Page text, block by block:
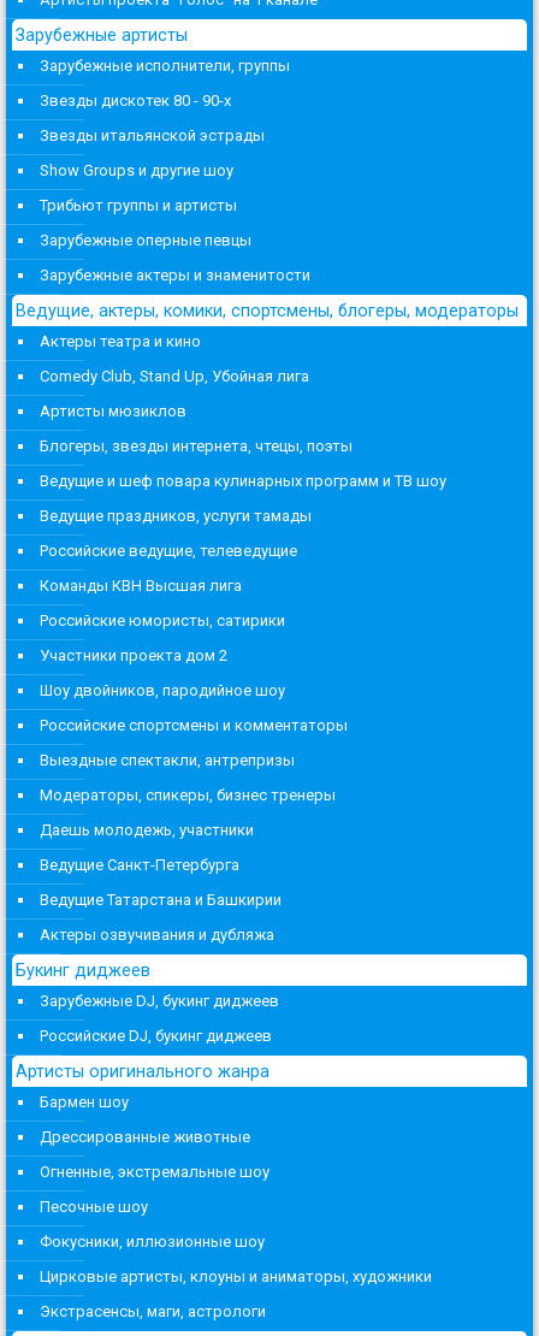
Зарубежные артисты
Зарубежные исполнители, группы
Звезды дискотек 80 - 90-х
Звезды итальянской эстрады
Show Groups и другие шоу
Трибьют группы и артисты
Зарубежные оперные певцы
Зарубежные актеры и знаменитости
Ведущие, актеры, комики, спортсмены, блогеры, модераторы
Актеры театра и кино
Comedy Club, Stand Up, Убойная лига
Артисты мюзиклов
Блогеры, звезды интернета, чтецы, поэты
Ведущие и шеф повара кулинарных программ и ТВ шоу
Ведущие праздников, услуги тамады
Российские ведущие, телеведущие
Команды КВН Высшая лига
Российские юмористы, сатирики
Участники проекта дом 2
Шоу двойников, пародийное шоу
Российские спортсмены и комментаторы
Выездные спектакли, антрепризы
Модераторы, спикеры, бизнес тренеры
Даешь молодежь, участники
Ведущие Санкт-Петербурга
Ведущие Татарстана и Башкирии
Актеры озвучивания и дубляжа
Букинг диджеев
Зарубежные DJ, букинг диджеев
Российские DJ, букинг диджеев
Артисты оригинального жанра
Бармен шоу
Дрессированные животные
Огненные, экстремальные шоу
Песочные шоу
Фокусники, иллюзионные шоу
Цирковые артисты, клоуны и аниматоры, художники
Экстрасенсы, маги, астрологи